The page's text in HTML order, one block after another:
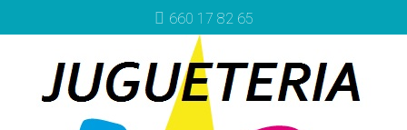
660 17 82 65